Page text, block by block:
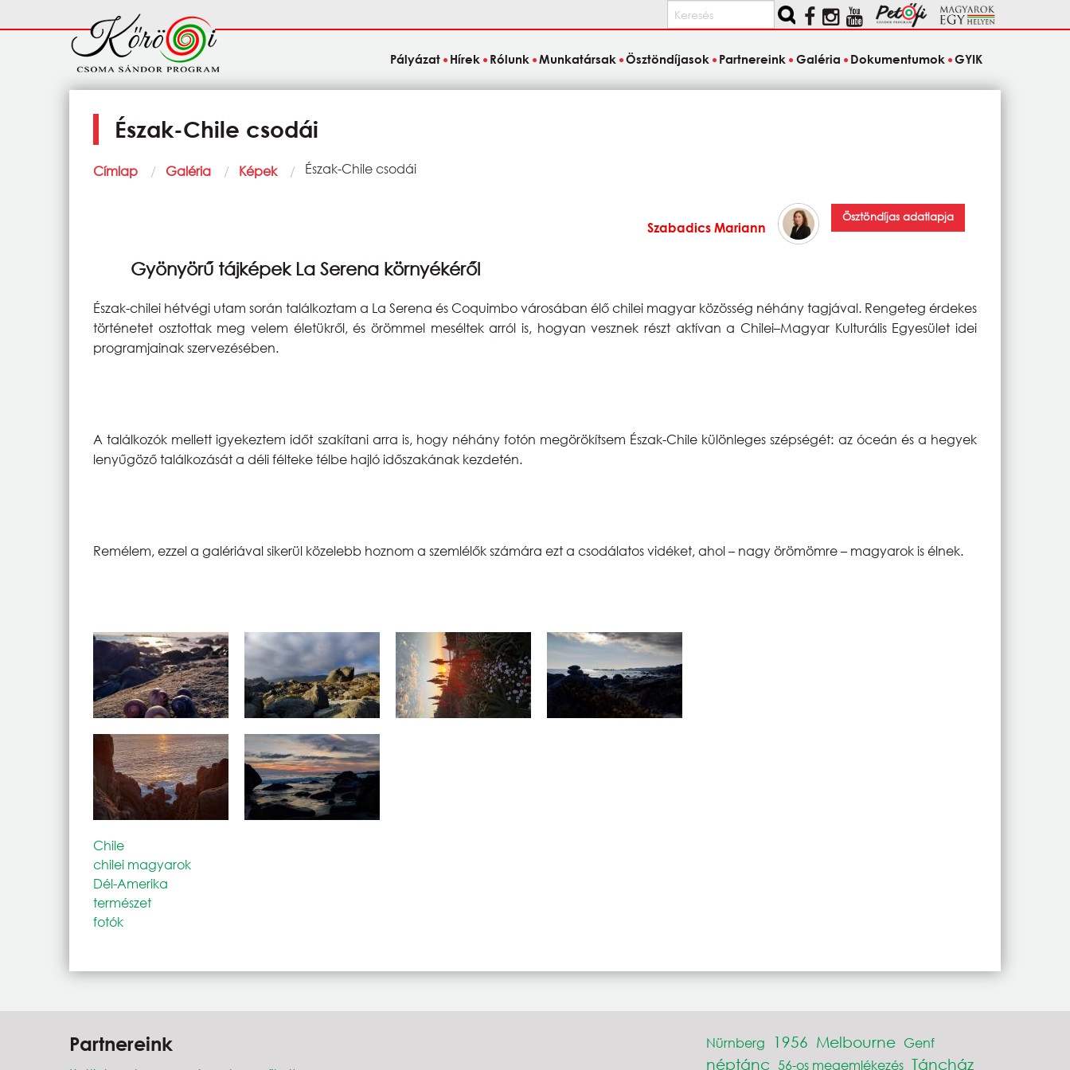
Keresés
Fő
navigáció
Pályázat Hírek Rólunk Munkatársak Ösztöndíjasok Partnereink Galéria Dokumentumok GYIK
Észak-Chile csodái
Morzsa
Címlap Galéria Képek Current:
Észak-Chile csodái
Szabadics Mariann
Ösztöndíjas adatlapja
Gyönyörű tájképek La Serena környékéről
Észak-chilei hétvégi utam során találkoztam a La Serena és Coquimbo városában élő chilei magyar közösség néhány tagjával. Rengeteg érdekes
történetet osztottak meg velem életükről, és örömmel meséltek arról is, hogyan vesznek részt aktívan a Chilei–Magyar Kulturális Egyesület idei
programjainak szervezésében.
A találkozók mellett igyekeztem időt szakítani arra is, hogy néhány fotón megörökítsem Észak-Chile különleges szépségét: az óceán és a hegyek
lenyűgöző találkozását a déli félteke télbe hajló időszakának kezdetén.
Remélem, ezzel a galériával sikerül közelebb hoznom a szemlélők számára ezt a csodálatos vidéket, ahol – nagy örömömre – magyarok is élnek.
Chile
chilei magyarok
Dél-Amerika
természet
fotók
Partnereink Nürnberg 1956 Melbourne Genf
néptánc 56-os megemlékezés Táncház